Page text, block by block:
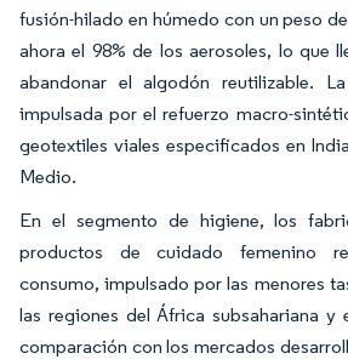
fusión-hilado en húmedo con un peso
ahora el 98% de los aerosoles, lo que
abandonar el algodón reutilizable.
impulsada por el refuerzo macro-
geotextiles viales especificados en
Medio.
En el segmento de higiene, los
productos de cuidado femenino
consumo, impulsado por las menores
las regiones del África subsahariana y
comparación con los mercados